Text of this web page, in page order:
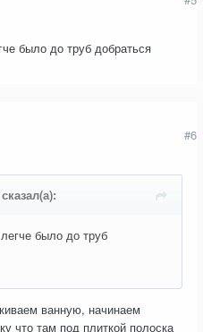
было до труб добраться
#6
было до труб
ванную, начинаем
что там под плиткой полоска